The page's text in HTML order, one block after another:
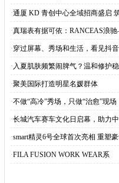
·通厦 KD 青创中心全域招商盛启
·真瑞表有据可依：RANCEAS浪
·穿过屏幕、秀场和生活，看见抖
· 入夏肌肤频繁闹脾气？温和修护
·聚美国际打造明星名媛群体
·不做“高冷”秀场，只做“治愈”现
·长城汽车赛车文化日启幕，助力
·smart精灵6号全球首次亮相 重塑
·FILA FUSION WORK WEAR系